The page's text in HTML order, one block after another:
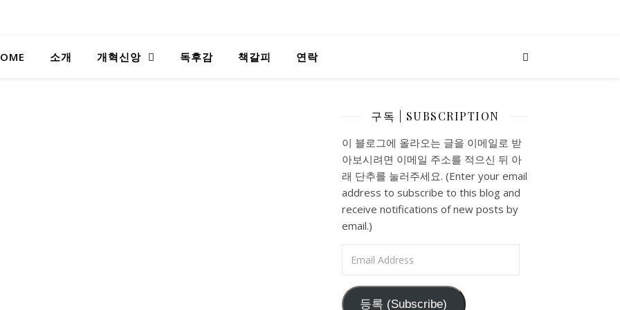
소개 개혁신앙 독후감 책갈피 연락
구독 | SUBSCRIPTION
이 블로그에 올라오는 글을 이메일로 받
아보시려면 이메일 주소를 적으신 뒤 아
래 단추를 눌러주세요. (Enter your email
address to subscribe to this blog and
receive notifications of new posts by
email.)
등록 (Subscribe)